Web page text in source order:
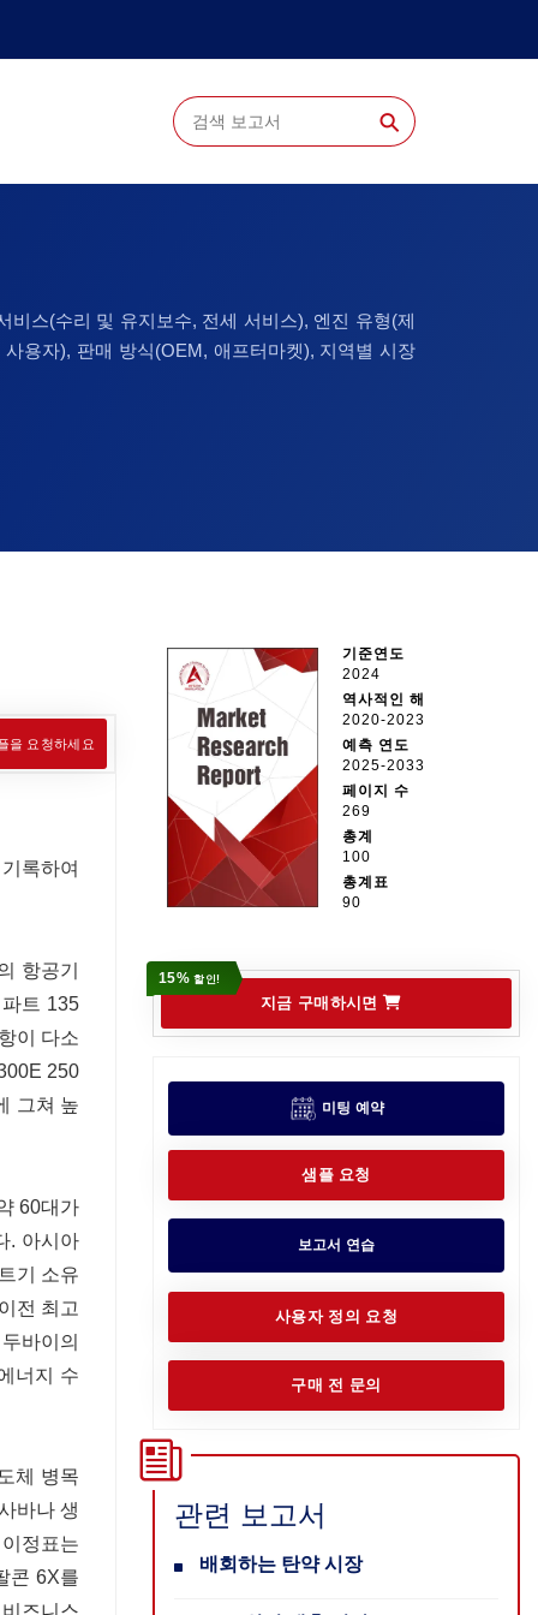
⚲
스(수리 및 유지보수, 전세 서비스), 엔진 유형(제
용자), 판매 방식(OEM, 애프터마켓), 지역별 시장
을 요청하세요
록하여
항공기
트 135
이 다소
250
그쳐 높
60대가
. 아시아
기 소유
전 최고
바이의
너지 수
체 병목
바나 생
정표는
콘 6X를
기준연도
2024
역사적인 해
2020-2023
예측 연도
2025-2033
페이지 수
269
총계
100
총계표
90
지금 구매하시면
15%할인!
미팅 예약
샘플 요청
보고서 연습
사용자 정의 요청
구매 전 문의
관련 보고서
배회하는 탄약 시장